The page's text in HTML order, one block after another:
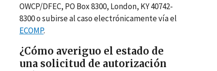
OWCP/DFEC, PO Box 8300, London, KY 40742-
8300 o subirse al caso electrónicamente vía el
ECOMP.
¿Cómo averiguo el estado de
una solicitud de autorización